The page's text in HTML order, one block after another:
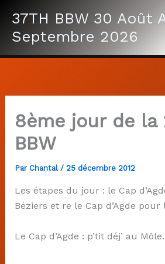
contenu
37TH BBW 30 Août
Septembre 2026
8ème jour de la
BBW
Par Chantal / 25 décembre 2012
Les étapes du jour : le Cap
Béziers et re le Cap d’Agde pour
Le Cap d’Agde : p’tit déj’ au Môle.